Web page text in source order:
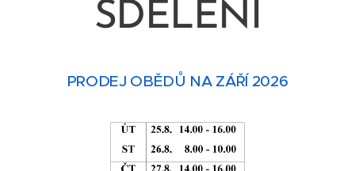
SDĚLENÍ
PRODEJ OBĚDŮ NA ZÁŘÍ 2026